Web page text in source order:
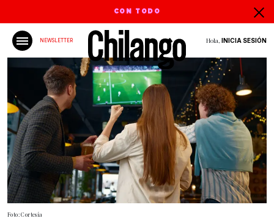
CON TODO
NEWSLETTER Hola, INICIA SESIÓN
Foto: Cortesía